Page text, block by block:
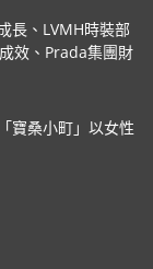
長、LVMH時裝部
效、Prada集團財
寶桑小町」以女性